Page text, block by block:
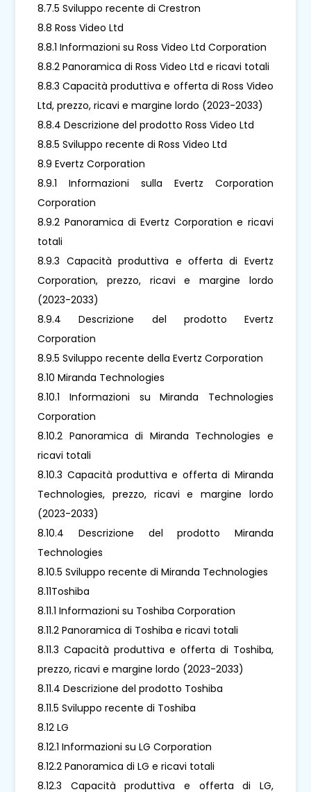
8.7.5 Sviluppo recente di Crestron
8.8 Ross Video Ltd
8.8.1 Informazioni su Ross Video Ltd Corporation
8.8.2 Panoramica di Ross Video Ltd e ricavi totali
8.8.3 Capacità produttiva e offerta di Ross Video
Ltd, prezzo, ricavi e margine lordo (2023-2033)
8.8.4 Descrizione del prodotto Ross Video Ltd
8.8.5 Sviluppo recente di Ross Video Ltd
8.9 Evertz Corporation
8.9.1 Informazioni sulla Evertz Corporation
Corporation
8.9.2 Panoramica di Evertz Corporation e ricavi
totali
8.9.3 Capacità produttiva e offerta di Evertz
Corporation, prezzo, ricavi e margine lordo
(2023-2033)
8.9.4 Descrizione del prodotto Evertz
Corporation
8.9.5 Sviluppo recente della Evertz Corporation
8.10 Miranda Technologies
8.10.1 Informazioni su Miranda Technologies
Corporation
8.10.2 Panoramica di Miranda Technologies e
ricavi totali
8.10.3 Capacità produttiva e offerta di Miranda
Technologies, prezzo, ricavi e margine lordo
(2023-2033)
8.10.4 Descrizione del prodotto Miranda
Technologies
8.10.5 Sviluppo recente di Miranda Technologies
8.11Toshiba
8.11.1 Informazioni su Toshiba Corporation
8.11.2 Panoramica di Toshiba e ricavi totali
8.11.3 Capacità produttiva e offerta di Toshiba,
prezzo, ricavi e margine lordo (2023-2033)
8.11.4 Descrizione del prodotto Toshiba
8.11.5 Sviluppo recente di Toshiba
8.12 LG
8.12.1 Informazioni su LG Corporation
8.12.2 Panoramica di LG e ricavi totali
8.12.3 Capacità produttiva e offerta di LG,